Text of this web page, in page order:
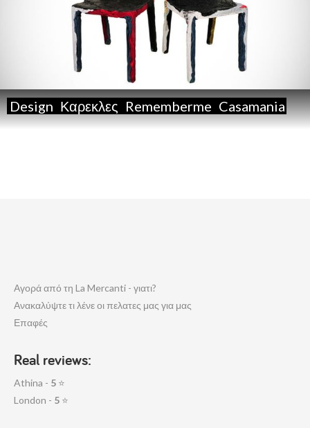
Design Καρεκλες Rememberme Casamania
Αγορά από τη La Mercanti - γιατι?
Ανακαλύψτε τι λένε οι πελατες μας για μας
Επαφές
Real reviews:
Athina - 5 ⭐
London - 5 ⭐